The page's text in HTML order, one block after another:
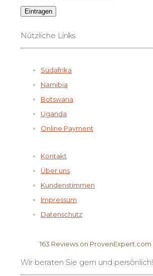
Nützliche Links
Südafrika
Namibia
Botswana
Uganda
Online Payment
Kontakt
Über uns
Kundenstimmen
Impressum
Datenschutz
Elela Africa
163 Reviews on ProvenExpert.com
Wir beraten Sie gern und persönlich!